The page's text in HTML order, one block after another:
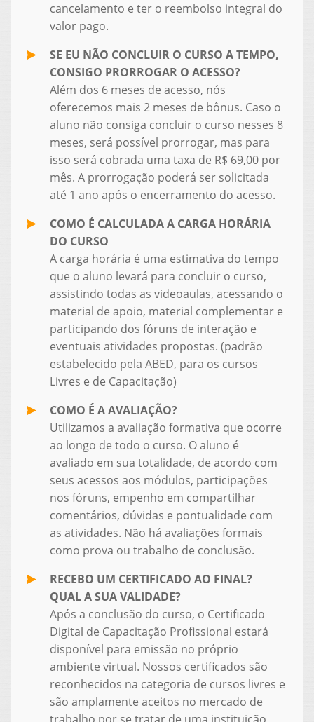
cancelamento e ter o reembolso integral do
valor pago.
SE EU NÃO CONCLUIR O CURSO A TEMPO,
CONSIGO PRORROGAR O ACESSO?
Além dos 6 meses de acesso, nós
oferecemos mais 2 meses de bônus. Caso o
aluno não consiga concluir o curso nesses 8
meses, será possível prorrogar, mas para
isso será cobrada uma taxa de R$ 69,00 por
mês. A prorrogação poderá ser solicitada
até 1 ano após o encerramento do acesso.
COMO É CALCULADA A CARGA HORÁRIA
DO CURSO
A carga horária é uma estimativa do tempo
que o aluno levará para concluir o curso,
assistindo todas as videoaulas, acessando o
material de apoio, material complementar e
participando dos fóruns de interação e
eventuais atividades propostas. (padrão
estabelecido pela ABED, para os cursos
Livres e de Capacitação)
COMO É A AVALIAÇÃO?
Utilizamos a avaliação formativa que ocorre
ao longo de todo o curso. O aluno é
avaliado em sua totalidade, de acordo com
seus acessos aos módulos, participações
nos fóruns, empenho em compartilhar
comentários, dúvidas e pontualidade com
as atividades. Não há avaliações formais
como prova ou trabalho de conclusão.
RECEBO UM CERTIFICADO AO FINAL?
QUAL A SUA VALIDADE?
Após a conclusão do curso, o Certificado
Digital de Capacitação Profissional estará
disponível para emissão no próprio
ambiente virtual. Nossos certificados são
reconhecidos na categoria de cursos livres e
são amplamente aceitos no mercado de